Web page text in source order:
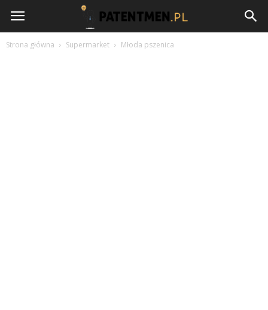
Patentmen.pl
Strona główna Supermarket Młoda pszenica